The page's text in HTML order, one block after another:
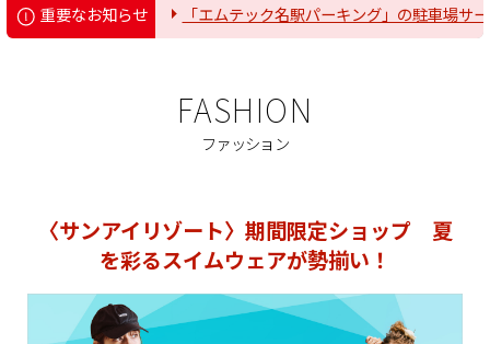
重要なお知らせ「エムテック名駅パーキング」の駐車場サービス
FASHION
ファッション
〈サンアイリゾート〉期間限定ショップ 夏
を彩るスイムウェアが勢揃い！